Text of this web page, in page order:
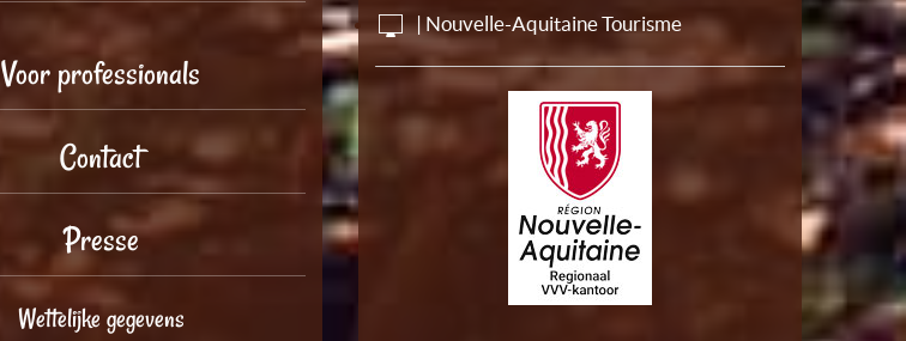
Voor professionals
Contact
Presse
Wettelijke gegevens
| Nouvelle-Aquitaine Tourisme